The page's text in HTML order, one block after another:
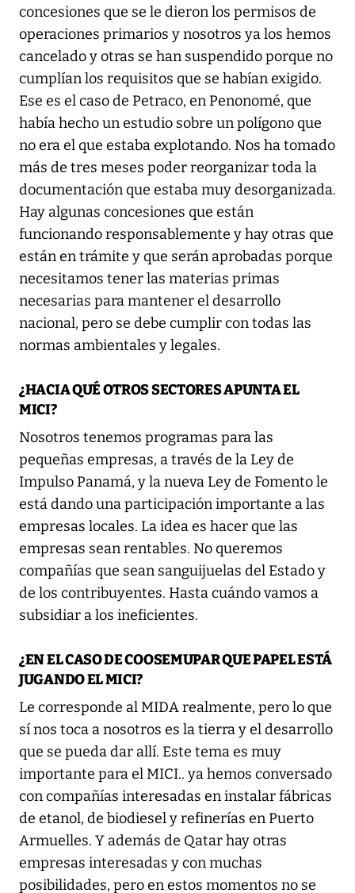
concesiones que se le dieron los permisos de
operaciones primarios y nosotros ya los hemos
cancelado y otras se han suspendido porque no
cumplían los requisitos que se habían exigido.
Ese es el caso de Petraco, en Penonomé, que
había hecho un estudio sobre un polígono que
no era el que estaba explotando. Nos ha tomado
más de tres meses poder reorganizar toda la
documentación que estaba muy desorganizada.
Hay algunas concesiones que están
funcionando responsablemente y hay otras que
están en trámite y que serán aprobadas porque
necesitamos tener las materias primas
necesarias para mantener el desarrollo
nacional, pero se debe cumplir con todas las
normas ambientales y legales.
¿HACIA QUÉ OTROS SECTORES APUNTA EL
MICI?
Nosotros tenemos programas para las
pequeñas empresas, a través de la Ley de
Impulso Panamá, y la nueva Ley de Fomento le
está dando una participación importante a las
empresas locales. La idea es hacer que las
empresas sean rentables. No queremos
compañías que sean sanguijuelas del Estado y
de los contribuyentes. Hasta cuándo vamos a
subsidiar a los ineficientes.
¿EN EL CASO DE COOSEMUPAR QUE PAPEL ESTÁ
JUGANDO EL MICI?
Le corresponde al MIDA realmente, pero lo que
sí nos toca a nosotros es la tierra y el desarrollo
que se pueda dar allí. Este tema es muy
importante para el MICI.. ya hemos conversado
con compañías interesadas en instalar fábricas
de etanol, de biodiesel y refinerías en Puerto
Armuelles. Y además de Qatar hay otras
empresas interesadas y con muchas
posibilidades, pero en estos momentos no se